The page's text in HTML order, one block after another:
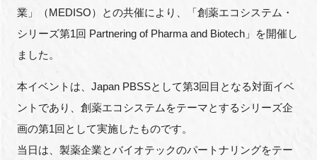
イベントお知らせメール登録
業」（MEDISO）との共催により、「創薬エコシステム・
シリーズ第1回 Partnering of Pharma and Biotech」を開催し
ました。
本イベントは、Japan PBSSとして第3回目となる対面イベ
ントであり、創薬エコシステムをテーマとするシリーズ企
画の第1回として実施したものです。
当日は、製薬企業とバイオテックのパートナリングをテー